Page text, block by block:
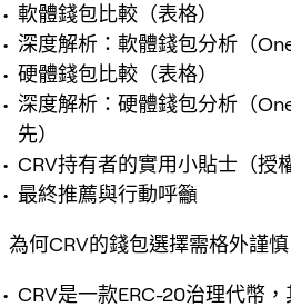
軟體錢包比較（表格）
深度解析：軟體錢包分析（
硬體錢包比較（表格）
深度解析：硬體錢包分析（
先）
CRV持有者的實用小貼士（授
最終推薦與行動呼籲
為何CRV的錢包選擇需格外謹慎
CRV是一款ERC-20治理代幣